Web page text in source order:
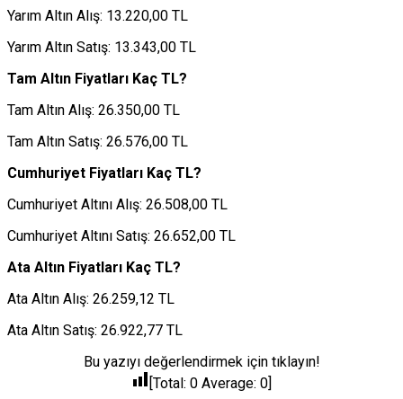
Yarım Altın Alış: 13.220,00 TL
Yarım Altın Satış: 13.343,00 TL
Tam Altın Fiyatları Kaç TL?
Tam Altın Alış: 26.350,00 TL
Tam Altın Satış: 26.576,00 TL
Cumhuriyet Fiyatları Kaç TL?
Cumhuriyet Altını Alış: 26.508,00 TL
Cumhuriyet Altını Satış: 26.652,00 TL
Ata Altın Fiyatları Kaç TL?
Ata Altın Alış: 26.259,12 TL
Ata Altın Satış: 26.922,77 TL
Bu yazıyı değerlendirmek için tıklayın!
[Total: 0 Average: 0]